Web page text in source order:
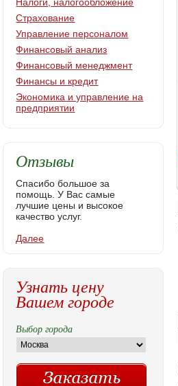
Страхование
Управление персоналом
Финансовый анализ
Финансовый менеджмент
Финансы и кредит
Экономика и управление на
предприятии
Отзывы
Спасибо большое за
помощь. У Вас самые
лучшие цены и высокое
качество услуг.
Далее
Узнать цену
Вашем городе
Выбор города